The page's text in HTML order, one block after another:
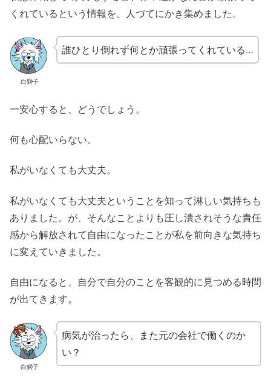
くれているという情報を、人づてにかき集めました。
白獅子
誰ひとり倒れず何とか頑張ってくれている…
一安心すると、どうでしょう。
何も心配いらない。
私がいなくても大丈夫。
私がいなくても大丈夫ということを知って淋しい気持ちも
ありました。が、そんなことよりも圧し潰されそうな責任
感から解放されて自由になったことが私を前向きな気持ち
に変えていきました。
自由になると、自分で自分のことを客観的に見つめる時間
が出てきます。
白獅子
病気が治ったら、また元の会社で働くのか
い？